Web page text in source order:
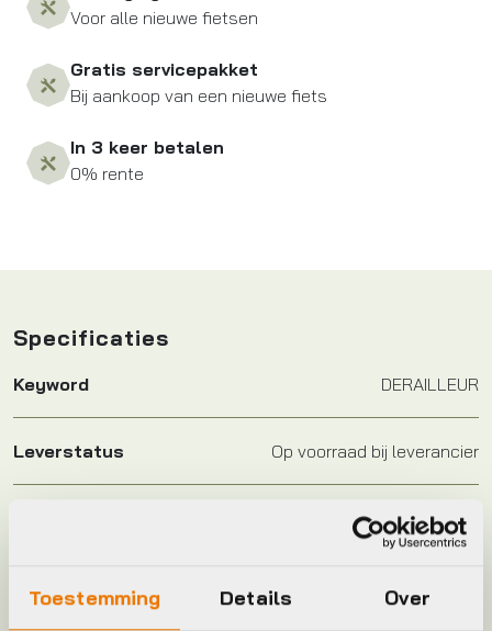
Toestemming Details Over
Voor alle nieuwe fietsen
Gratis servicepakket
Bij aankoop van een nieuwe fiets
In 3 keer betalen
0% rente
Specificaties
Keyword DERAILLEUR
Leverstatus Op voorraad bij leverancier
GRX RX827
Plaatsbepaling